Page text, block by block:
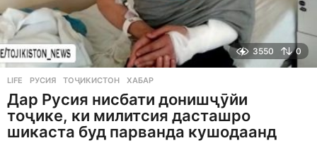
3550 0
LIFE РУСИЯ ,ТОҶИКИСТОН ,ХАБАР
Дар Русия нисбати донишҷӯйи
тоҷике, ки милитсия дасташро
шикаста буд парванда кушодаанд